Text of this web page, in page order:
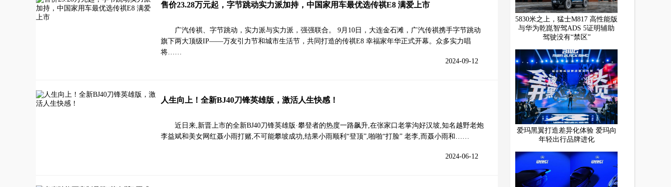
售价23.28万元起，字节跳动实力派加持，中国家用车最优选传祺E8 满爱上市
广汽传祺、字节跳动，实力派与实力派，强强联合。 9月10日，大连金石滩，广汽传祺携手字节跳动
旗下两大顶级IP——万友引力节和城市生活节，共同打造的传祺E8 幸福家年华正式开幕。众多实力唱
将……
2024-09-12
人生向上！全新BJ40刀锋英雄版，激活人生快感！
近日来,新晋上市的全新BJ40刀锋英雄版·攀登者的热度一路飙升,在张家口老掌沟好汉坡,知名越野老炮
李益斌和美女网红聂小雨打赌,不可能攀坡成功,结果小雨顺利“登顶”,啪啪“打脸” 老李,而聂小雨和……
2024-06-12
5830米之上，猛士M817 高性能版
与华为乾崑智驾ADS 5证明辅助
驾驶没有“禁区”
爱玛黑翼打造差异化体验 爱玛向
年轻出行品牌进化